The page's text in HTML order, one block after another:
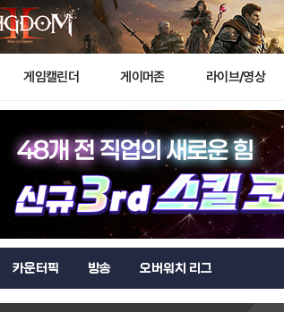
게임캘린더 게이머존 라이브/영상
카운터픽 방송 오버워치 리그